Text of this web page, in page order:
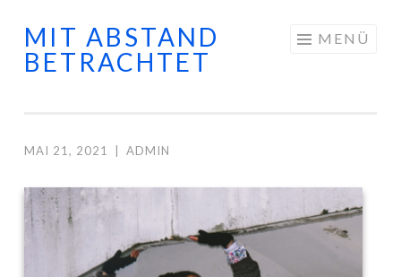
Springe zum Inhalt
MIT ABSTAND
BETRACHTET
MENÜ
MAI 21, 2021 ADMIN